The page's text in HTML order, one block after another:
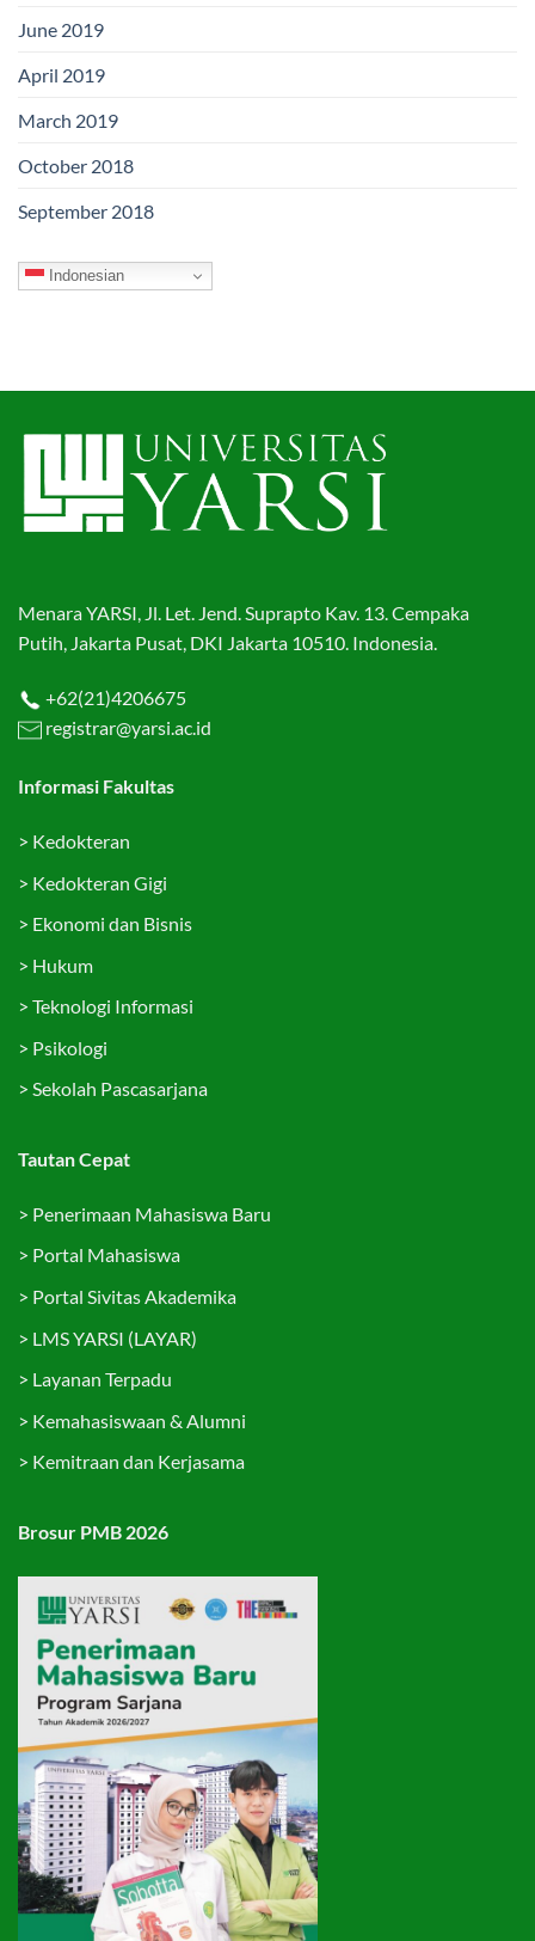
June 2019
April 2019
March 2019
October 2018
September 2018
Indonesian
Menara YARSI, Jl. Let. Jend. Suprapto Kav. 13. Cempaka
Putih, Jakarta Pusat, DKI Jakarta 10510. Indonesia.
+62(21)4206675
registrar@yarsi.ac.id
Informasi Fakultas
> Kedokteran
> Kedokteran Gigi
> Ekonomi dan Bisnis
> Hukum
> Teknologi Informasi
> Psikologi
> Sekolah Pascasarjana
Tautan Cepat
> Penerimaan Mahasiswa Baru
> Portal Mahasiswa
> Portal Sivitas Akademika
> LMS YARSI (LAYAR)
> Layanan Terpadu
> Kemahasiswaan & Alumni
> Kemitraan dan Kerjasama
Brosur PMB 2026